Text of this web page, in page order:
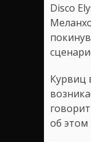
Disco
Курвиц
об этом